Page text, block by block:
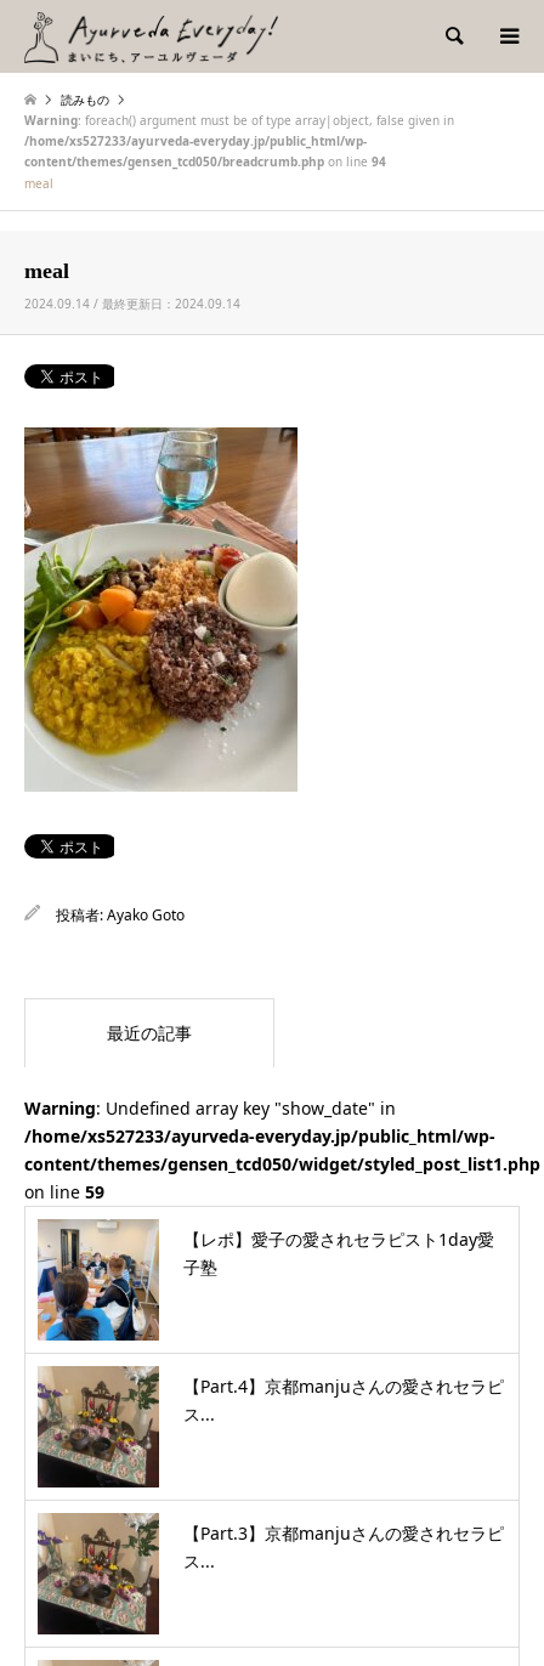
検索
読みもの
Warning: foreach() argument must be of type array|object, false given in
/home/xs527233/ayurveda-everyday.jp/public_html/wp-
content/themes/gensen_tcd050/breadcrumb.php on line 94
meal
meal
2024.09.14 / 最終更新日：2024.09.14
投稿者:Ayako Goto
最近の記事
Warning: Undefined array key "show_date" in
/home/xs527233/ayurveda-everyday.jp/public_html/wp-
content/themes/gensen_tcd050/widget/styled_post_list1.php
on line 59
【レポ】愛子の愛されセラピスト1day愛
子塾
【Part.4】京都manjuさんの愛されセラピ
ス...
【Part.3】京都manjuさんの愛されセラピ
ス...